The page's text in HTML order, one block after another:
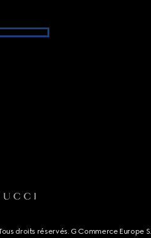
droits réservés. G Commerce Europe